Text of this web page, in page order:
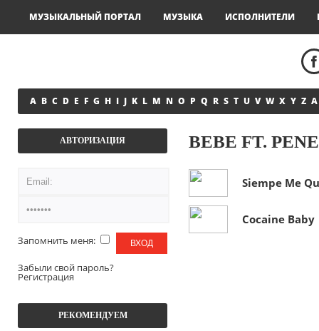
МУЗЫКАЛЬНЫЙ ПОРТАЛ МУЗЫКА ИСПОЛНИТЕЛИ
A B C D E F G H I J K L M N O P Q R S T U V W X Y Z А
АВТОРИЗАЦИЯ
Запомнить меня:
Забыли свой пароль?
Регистрация
РЕКОМЕНДУЕМ
BEBE FT.
Siempe Me
Cocaine Baby